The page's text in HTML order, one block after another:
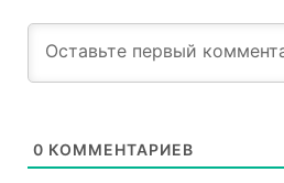
0 КОММЕНТАРИЕВ